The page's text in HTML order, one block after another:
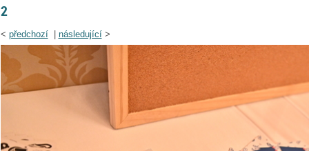
2
< předchozí| následující>